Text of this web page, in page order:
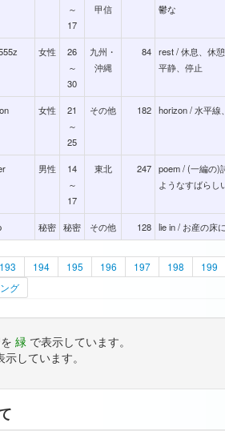
～
17
甲信
鬱な
女性
26
～
30
九州・
沖縄
84 rest / 休息、休
平静、停止
女性
21
～
25
その他 182 horizon / 水平線
男性
14
～
17
東北 247 poem / (一編の)
ようなすばらし
秘密 秘密 その他 128 lie in / お産の床
193 194 195 196 197 198
199
グ
緑 で表示しています。
示しています。